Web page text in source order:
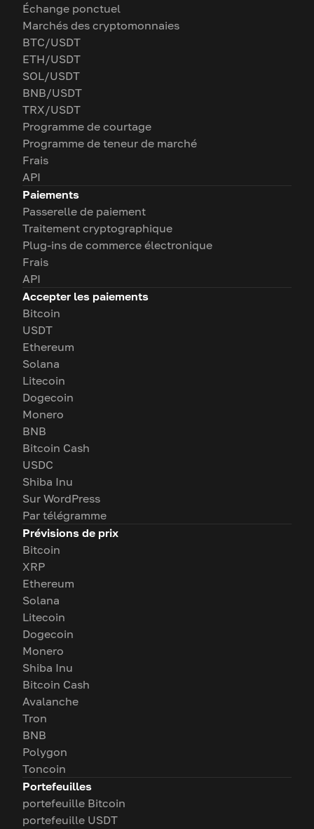
Échange ponctuel
Marchés des cryptomonnaies
BTC/USDT
ETH/USDT
SOL/USDT
BNB/USDT
TRX/USDT
Programme de courtage
Programme de teneur de marché
Frais
API
Paiements
Passerelle de paiement
Traitement cryptographique
Plug-ins de commerce électronique
Frais
API
Accepter les paiements
Bitcoin
USDT
Ethereum
Solana
Litecoin
Dogecoin
Monero
BNB
Bitcoin Cash
USDC
Shiba Inu
Sur WordPress
Par télégramme
Prévisions de prix
Bitcoin
XRP
Ethereum
Solana
Litecoin
Dogecoin
Monero
Shiba Inu
Bitcoin Cash
Avalanche
Tron
BNB
Polygon
Toncoin
Portefeuilles
portefeuille Bitcoin
portefeuille USDT